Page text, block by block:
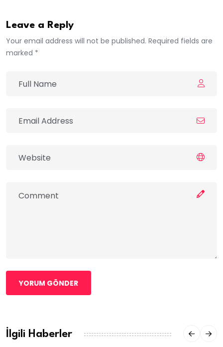
Leave a Reply
Your email address will not be published. Required fields are
marked *
YORUM GÖNDER
İlgili Haberler